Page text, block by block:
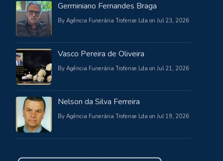
Germiniano Fernandes Braga
By Agência Funerária Trofense Lda on Jul 23, 2026
Vasco Pereira de Oliveira
By Agência Funerária Trofense Lda on Jul 21, 2026
Nelson da Silva Ferreira
By Agência Funerária Trofense Lda on Jul 19, 2026